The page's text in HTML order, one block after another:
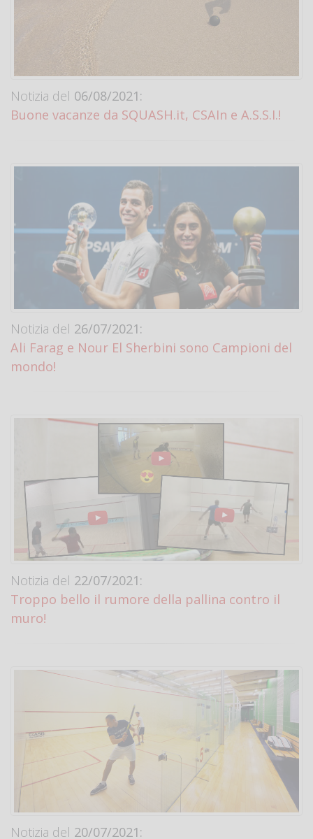
Notizia del 06/08/2021:
Buone vacanze da SQUASH.it, CSAIn e A.S.S.I.!
Notizia del 26/07/2021:
Ali Farag e Nour El Sherbini sono Campioni del
mondo!
Notizia del 22/07/2021:
Troppo bello il rumore della pallina contro il
muro!
Notizia del 20/07/2021: